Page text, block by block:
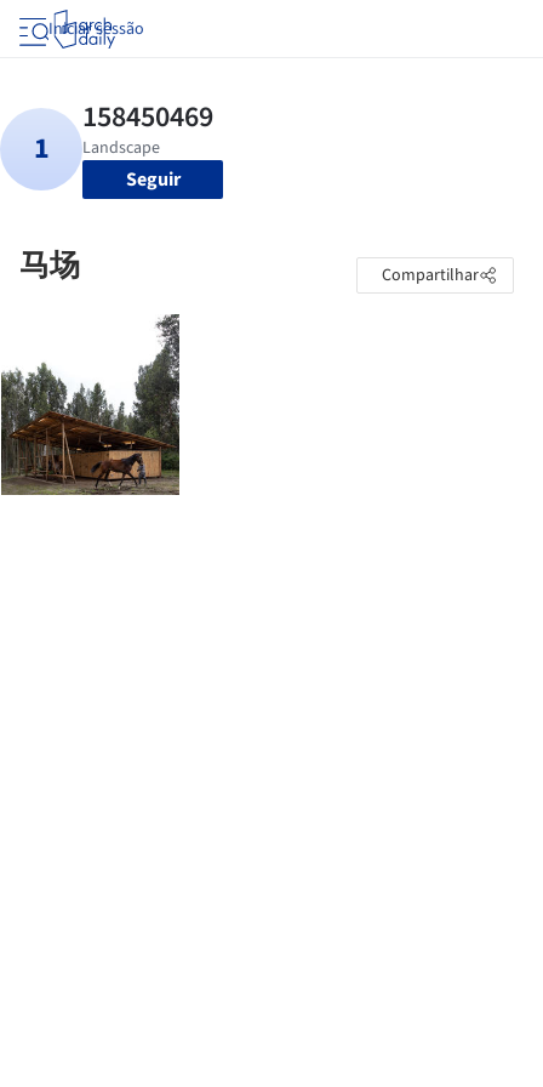
Iniciar sessão
Seguir
马场 Compartilhar